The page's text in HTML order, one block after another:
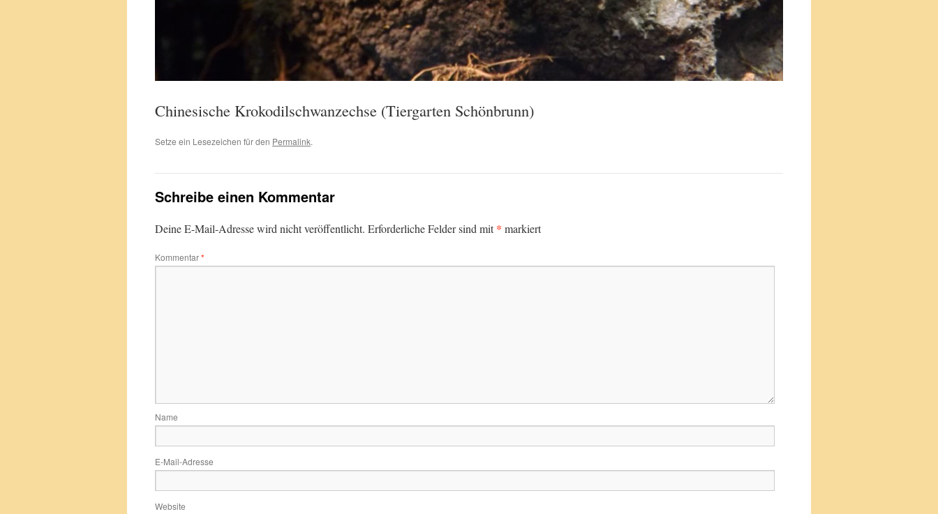
Chinesische Krokodilschwanzechse (Tiergarten Schönbrunn)
Setze ein Lesezeichen für den Permalink.
Schreibe einen Kommentar
Deine E-Mail-Adresse wird nicht veröffentlicht. Erforderliche Felder sind mit* markiert
Kommentar*
Name
E-Mail-Adresse
Website